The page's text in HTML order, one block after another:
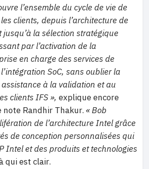
l’ensemble du cycle de vie de
clients, depuis l’architecture de
la sélection stratégique
par l’activation de la
en charge des services de
SoC, sans oublier la
à la validation et au
clients IFS », explique encore
note Randhir Thakur. « Bob
de l’architecture Intel grâce
de conception personnalisées qui
Intel et des produits et technologies
qui est clair.